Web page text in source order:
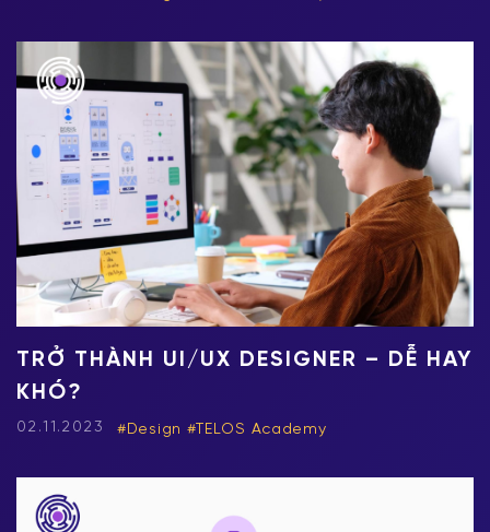
TRỞ THÀNH UI/UX DESIGNER – DỄ HAY
KHÓ?
02.11.2023 Design TELOS Academy